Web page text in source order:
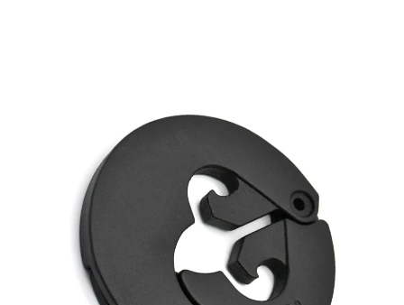
Clip Scéime
Caint Linn